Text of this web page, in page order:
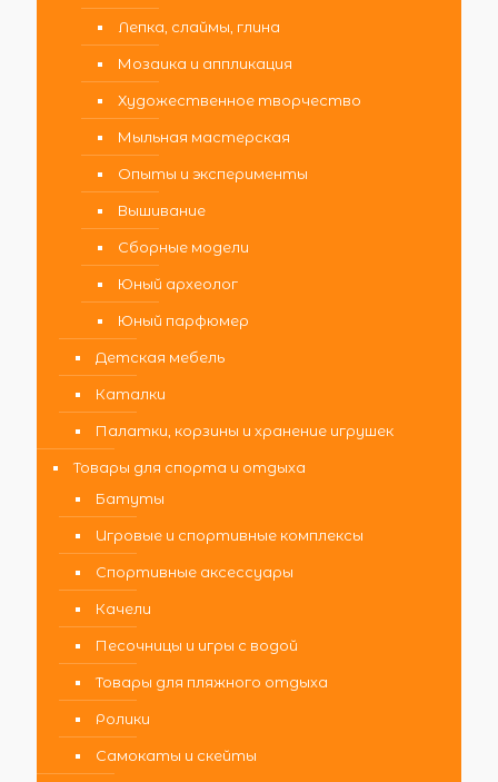
Лепка, слаймы, глина
Мозаика и аппликация
Художественное творчество
Мыльная мастерская
Опыты и эксперименты
Вышивание
Сборные модели
Юный археолог
Юный парфюмер
Детская мебель
Каталки
Палатки, корзины и хранение игрушек
Товары для спорта и отдыха
Батуты
Игровые и спортивные комплексы
Спортивные аксессуары
Качели
Песочницы и игры с водой
Товары для пляжного отдыха
Ролики
Самокаты и скейты